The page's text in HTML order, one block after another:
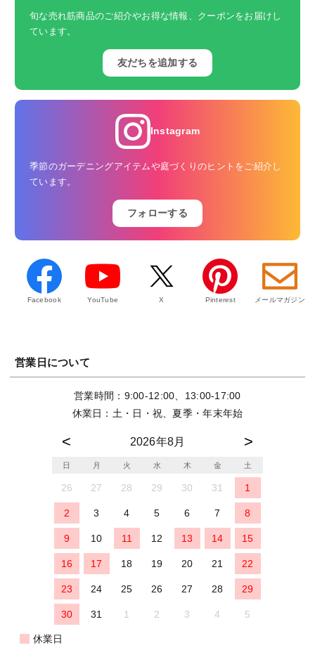
旬な売れ筋商品のご紹介やお得な情報、クーポンをお届けし
ています。
友だちを追加する
Instagram
季節のガーデニングアイテムや庭づくりのヒントをご紹介し
ています。
フォローする
Facebook YouTube X Pinterest メールマガジン
営業日について
営業時間：9:00-12:00、13:00-17:00
休業日：土・日・祝、夏季・年末年始
2026年8月
日 月 火 水 木 金 土
26 27 28 29 30 31 1
2 3 4 5 6 7 8
9 10 11 12 13 14 15
16 17 18 19 20 21 22
23 24 25 26 27 28 29
30 31 1 2 3 4 5
休業日